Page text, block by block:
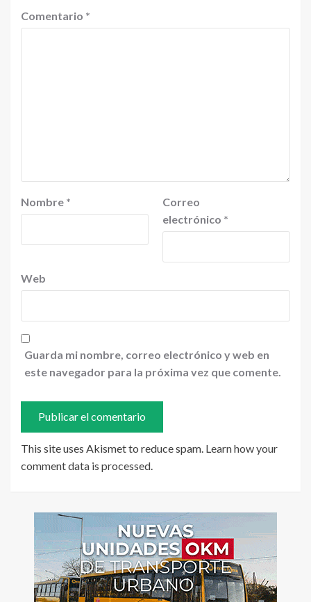
Comentario *
Nombre *
Correo
electrónico *
Web
Guarda mi nombre, correo electrónico y web en
este navegador para la próxima vez que comente.
This site uses Akismet to reduce spam. Learn how your
comment data is processed